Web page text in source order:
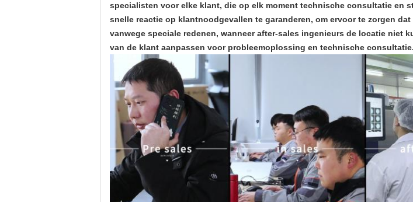
specialisten voor elke klant, die op elk moment technische consultatie en
snelle reactie op klantnoodgevallen te garanderen, om ervoor te zorgen
vanwege speciale redenen, wanneer after-sales ingenieurs de locatie niet
van de klant aanpassen voor probleemoplossing en technische consultatie.